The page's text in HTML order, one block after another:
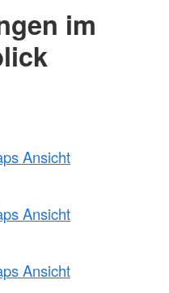
im
Ansicht
Ansicht
Ansicht